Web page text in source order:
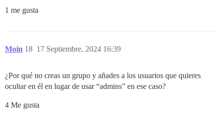
1 me gusta
Moin 17 Septiembre, 2024 16:39
18
¿Por qué no creas un grupo y añades a los usuarios que quieres
ocultar en él en lugar de usar “admins” en ese caso?
4 Me gusta